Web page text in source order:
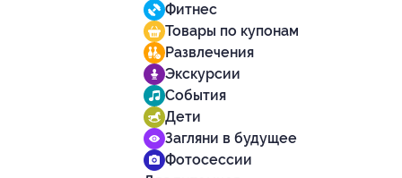
Фитнес
Товары по купонам
Развлечения
Экскурсии
События
Дети
Загляни в будущее
Фотосессии